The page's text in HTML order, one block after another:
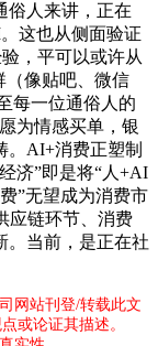
俗人来讲，正在
这也从侧面验证
，平可以或许从
（像贴吧、微信
每一位通俗人的
为情感买单，银
。AI+消费正塑制
济”即是将“人+AI
”无望成为消费市
应链环节、消费
。当前，是正在社
网站刊登/转载此文
或论证其描述。